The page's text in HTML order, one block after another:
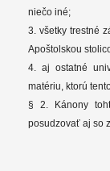
niečo iné;
3. všetky trestné
Apoštolskou
4. aj ostatné
matériu, ktorú
§ 2. Kánony
posudzovať aj so